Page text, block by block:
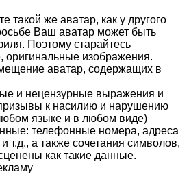
такой же аватар, как у другого
Ваш аватар может быть
Поэтому старайтесь
оригинальные изображения.
аватар, содержащих в
и нецензурные выражения и
к насилию и нарушению
языке и в любом виде)
телефонные номера, адреса
т.д., а также сочетания символов,
как такие данные.